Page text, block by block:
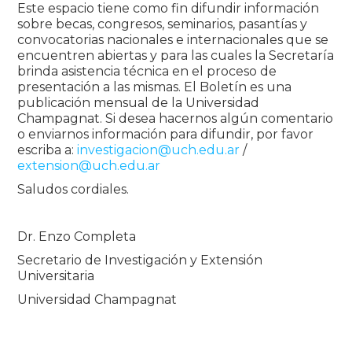
Este espacio tiene como fin difundir información
sobre becas, congresos, seminarios, pasantías y
convocatorias nacionales e internacionales que se
encuentren abiertas y para las cuales la Secretaría
brinda asistencia técnica en el proceso de
presentación a las mismas. El Boletín es una
publicación mensual de la Universidad
Champagnat. Si desea hacernos algún comentario
o enviarnos información para difundir, por favor
escriba a: investigacion@uch.edu.ar /
extension@uch.edu.ar
Saludos cordiales.
Dr. Enzo Completa
Secretario de Investigación y Extensión
Universitaria
Universidad Champagnat